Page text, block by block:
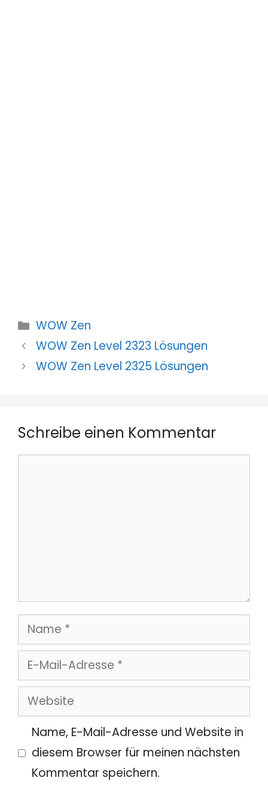
Kategorien
WOW Zen
WOW Zen Level 2323 Lösungen
WOW Zen Level 2325 Lösungen
Schreibe einen Kommentar
Name
E-
Mail-
Adresse
Website
Name, E-Mail-Adresse und Website in
diesem Browser für meinen nächsten
Kommentar speichern.